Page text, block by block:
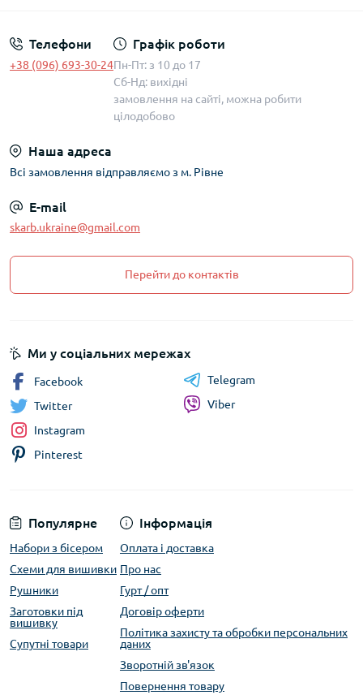
Телефони
+38 (096) 693-30-24
Графік роботи
Пн-Пт: з 10 до 17
Сб-Нд: вихідні
замовлення на сайті, можна робити
цілодобово
Наша адреса
Всі замовлення відправляємо з м. Рівне
E-mail
skarb.ukraine@gmail.com
Перейти до контактів
Популярне
Набори з бісером
Схеми для вишивки
Рушники
Заготовки під
вишивку
Супутні товари
Інформація
Оплата і доставка
Про нас
Гурт / опт
Договір оферти
Політика захисту та обробки персональних
даних
Зворотній зв'язок
Повернення товару
Ми у соціальних мережах
Facebook
Twitter
Instagram
Pinterest
Telegram
Viber